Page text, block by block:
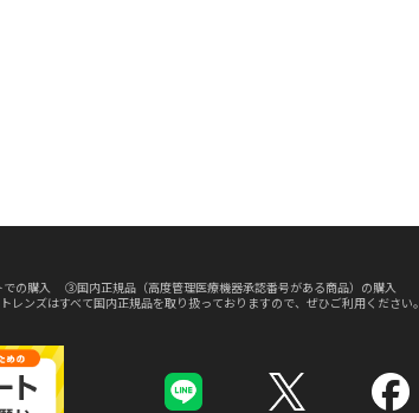
の購入 ③国内正規品（高度管理医療機器承認番号がある商品）の購入
ンズはすべて国内正規品を取り扱っておりますので、ぜひご利用ください。